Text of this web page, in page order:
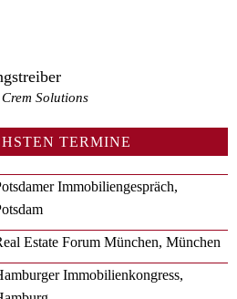
Solutions
TERMINE
Immobiliengespräch,
Estate Forum München, München
Immobilienkongress,